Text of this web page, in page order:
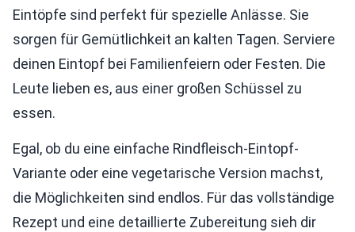
Eintöpfe sind perfekt für spezielle Anlässe. Sie
sorgen für Gemütlichkeit an kalten Tagen. Serviere
deinen Eintopf bei Familienfeiern oder Festen. Die
Leute lieben es, aus einer großen Schüssel zu
essen.
Egal, ob du eine einfache Rindfleisch-Eintopf-
Variante oder eine vegetarische Version machst,
die Möglichkeiten sind endlos. Für das vollständige
Rezept und eine detaillierte Zubereitung sieh dir